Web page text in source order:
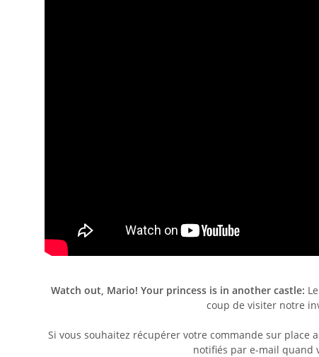
Watch out, Mario! Your princess is in another castle:
coup de visiter notre
Si vous souhaitez récupérer votre commande sur place
notifiés par e-mail quand